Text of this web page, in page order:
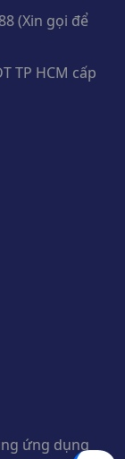
(Xin gọi để
TP HCM cấp
ứng dụng